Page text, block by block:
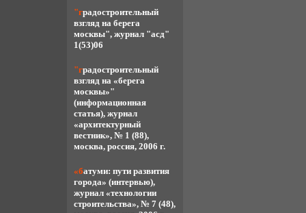
"градостроительный
взгляд на берега
москвы", журнал "асд"
1(53)06
"градостроительный
взгляд на «берега
москвы»"
(информационная
статья), журнал
«архитектурный
вестник», № 1 (88),
москва, россия, 2006 г.
«батуми: пути развития
города» (интервью),
журнал «технологии
строительства», № 7 (48),